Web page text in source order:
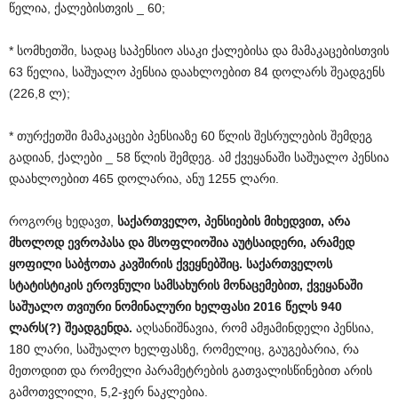
წელია, ქალებისთვის _ 60;
* სომხეთში, სადაც საპენსიო ასაკი ქალებისა და მამაკაცებისთვის
63 წელია, საშუალო პენსია დაახლოებით 84 დოლარს შეადგენს
(226,8 ლ);
* თურქეთში მამაკაცები პენსიაზე 60 წლის შესრულების შემდეგ
გადიან, ქალები _ 58 წლის შემდეგ. ამ ქვეყანაში საშუალო პენსია
დაახლოებით 465 დოლარია, ანუ 1255 ლარი.
როგორც ხედავთ, საქართველო, პენსიების მიხედვით, არა
მხოლოდ ევროპასა და მსოფლიოშია აუტსაიდერი, არამედ
ყოფილი საბჭოთა კავშირის ქვეყნებშიც. საქართველოს
სტატისტიკის ეროვნული სამსახურის მონაცემებით, ქვეყანაში
საშუალო თვიური ნომინალური ხელფასი 2016 წელს940
ლარს(?) შეადგენდა. აღსანიშნავია, რომ ამჟამინდელი პენსია,
180 ლარი, საშუალო ხელფასზე, რომელიც, გაუგებარია, რა
მეთოდით და რომელი პარამეტრების გათვალისწინებით არის
გამოთვლილი, 5,2-ჯერ ნაკლებია.